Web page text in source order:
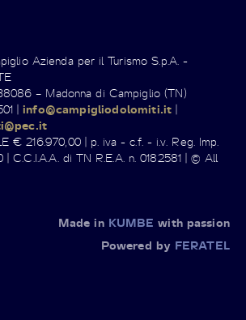
Azienda per il Turismo S.p.A. -
– Madonna di Campiglio (TN)
|info@campigliodolomiti.it |
€ 216.970,00 | p. iva - c.f. - i.v. Reg. Imp.
C.C.I.A.A. di TN R.E.A. n. 0182581 | © All
Made in KUMBE with passion
Powered by FERATEL